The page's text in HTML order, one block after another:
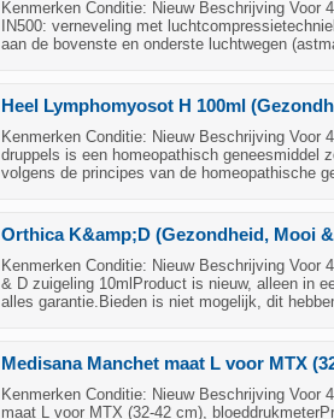
Kenmerken Conditie: Nieuw Beschrijving Voor
IN500: verneveling met
aan de bovenste en onderste luchtwegen
Heel Lymphomyosot H 100ml
Kenmerken Conditie: Nieuw Beschrijving
druppels is een homeopathisch geneesmiddel
volgens de principes van de homeopathische
Orthica K&amp;D (Gezondheid, Mooi
Kenmerken Conditie: Nieuw Beschrijving
& D zuigeling 10mlProduct is nieuw, alleen in
alles garantie.Bieden is niet mogelijk, dit
Medisana Manchet maat L voor MTX
Kenmerken Conditie: Nieuw Beschrijving Voor
maat L voor MTX (32-42 cm),